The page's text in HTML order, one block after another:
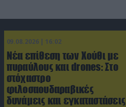
09.08.2026 | 16:02
Νέα επίθεση των Χούθι με
πυραύλους και drones: Στο
στόχαστρο
φιλοσαουδαραβικές
δυνάμεις και εγκαταστάσεις